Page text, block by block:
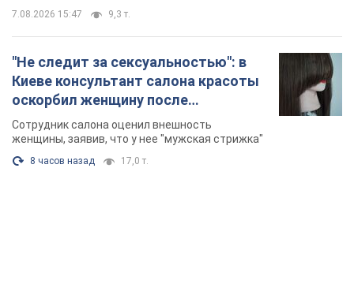
7.08.2026 15:47 9,3 т.
"Не следит за сексуальностью": в
Киеве консультант салона красоты
оскорбил женщину после
химиотерапии, разгорелся скандал.
Фото
Сотрудник салона оценил внешность
женщины, заявив, что у нее "мужская стрижка"
8 часов назад 17,0 т.